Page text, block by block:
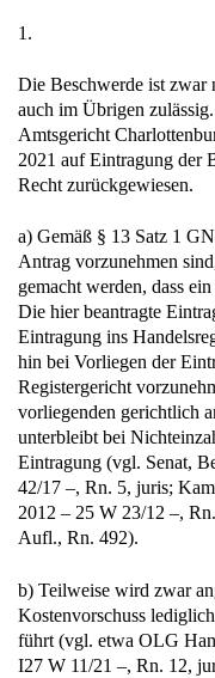
1.
Die Beschwerde ist zwar
auch im Übrigen
Amtsgericht
2021 auf Eintragung der
Recht zurückgewiesen.
a) Gemäß § 13 Satz 1
Antrag vorzunehmen
gemacht werden, dass
Die hier beantragte
Eintragung ins
hin bei Vorliegen der
Registergericht
vorliegenden gerichtlich
unterbleibt bei
Eintragung (vgl. Senat,
42/17 –, Rn. 5, juris;
2012 – 25 W 23/12 –,
Aufl., Rn. 492).
b) Teilweise wird zwar
Kostenvorschuss
führt (vgl. etwa OLG
I27 W 11/21 –, Rn. 12,